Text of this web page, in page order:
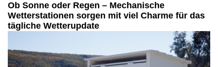
Ob Sonne oder Regen – Mechanische
Wetterstationen sorgen mit viel Charme für das
tägliche Wetterupdate